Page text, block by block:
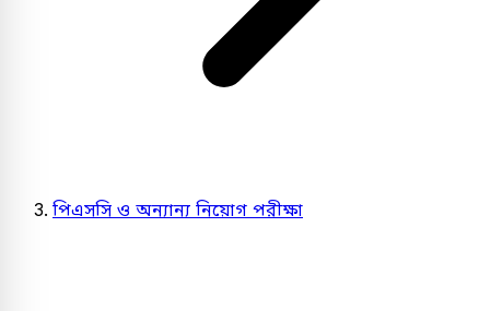
পিএসসি ও অন্যান্য নিয়োগ পরীক্ষা